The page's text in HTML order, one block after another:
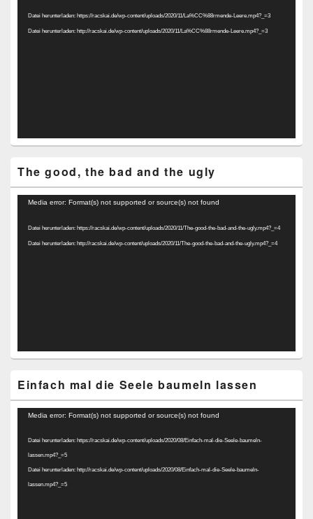
Datei herunterladen: https://racskai.de/wp-content/uploads/2020/11/La%CC%88rmende-Leere.mp4?_=3
Datei herunterladen: http://racskai.de/wp-content/uploads/2020/11/La%CC%88rmende-Leere.mp4?_=3
The good, the bad and the ugly
Video-
Media error: Format(s) not supported or source(s) not found
Datei herunterladen: https://racskai.de/wp-content/uploads/2020/11/The-good-the-bad-and-the-ugly.mp4?_=4
Datei herunterladen: http://racskai.de/wp-content/uploads/2020/11/The-good-the-bad-and-the-ugly.mp4?_=4
Einfach mal die Seele baumeln lassen
Video-
Media error: Format(s) not supported or source(s) not found
Datei herunterladen: https://racskai.de/wp-content/uploads/2020/08/Einfach-mal-die-Seele-baumeln-
lassen.mp4?_=5
Datei herunterladen: http://racskai.de/wp-content/uploads/2020/08/Einfach-mal-die-Seele-baumeln-
lassen.mp4?_=5